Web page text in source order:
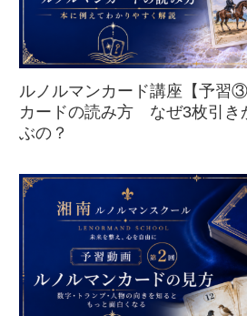
ルノルマンカード講座【予習
カードの読み方 なぜ3枚引き
ぶの？